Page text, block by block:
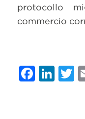
protocollo
commercio